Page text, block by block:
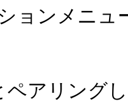
ンメニュ
リングし